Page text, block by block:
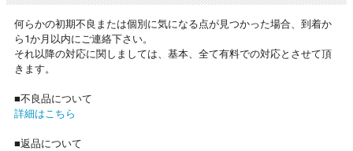
何らかの初期不良または個別に気になる点が見つかった場合、到着か
ら1か月以内にご連絡下さい。
それ以降の対応に関しましては、基本、全て有料での対応とさせて頂
きます。
■不良品について
詳細はこちら
■返品について